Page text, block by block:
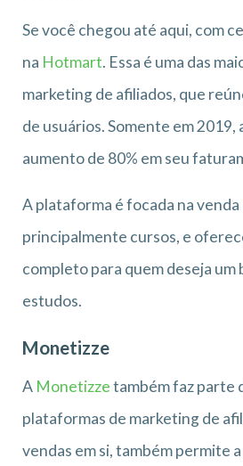
Se você chegou até aqui, com
na Hotmart. Essa é uma das
marketing de afiliados, que
de usuários. Somente em
aumento de 80% em seu
A plataforma é focada na
principalmente cursos, e
completo para quem deseja um
estudos.
Monetizze
A Monetizzetambém faz parte
plataformas de marketing de
vendas em si, também permite